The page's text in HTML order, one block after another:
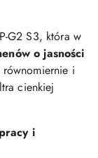
G2 S3, która w
o jasności
równomiernie i
cienkiej
i